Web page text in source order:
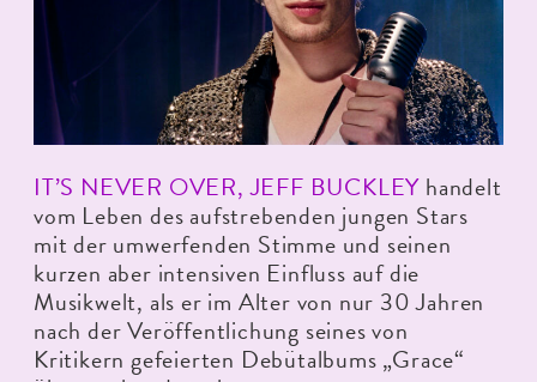
IT’S NEVER OVER, JEFF BUCKLEY handelt
vom Leben des aufstrebenden jungen Stars
mit der umwerfenden Stimme und seinen
kurzen aber intensiven Einfluss auf die
Musikwelt, als er im Alter von nur 30 Jahren
nach der Veröffentlichung seines von
Kritikern gefeierten Debütalbums „Grace“